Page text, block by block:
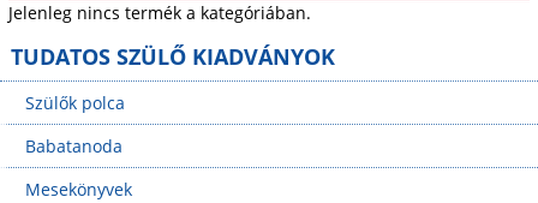
Jelenleg nincs termék a kategóriában.
TUDATOS SZÜLŐ KIADVÁNYOK
Szülők polca
Babatanoda
Mesekönyvek